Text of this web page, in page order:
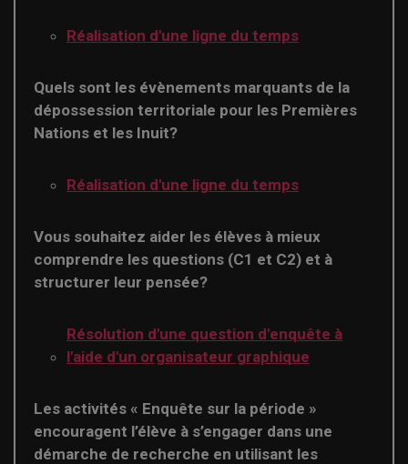
Réalisation d'une ligne du temps
Quels sont les évènements marquants de la
dépossession territoriale pour les Premières
Nations et les Inuit?
Réalisation d'une ligne du temps
Vous souhaitez aider les élèves à mieux
comprendre les questions (C1 et C2) et à
structurer leur pensée?
Résolution d'une question d'enquête à
l'aide d'un organisateur graphique
Les activités « Enquête sur la période »
encouragent l’élève à s’engager dans une
démarche de recherche en utilisant les